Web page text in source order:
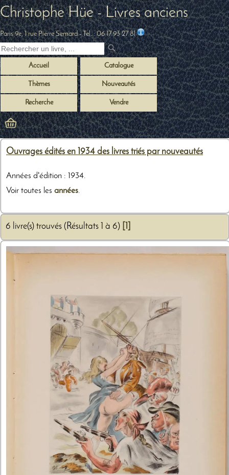
Christophe Hüe - Livres anciens
Paris 9e, 1 rue Pierre Semard- Tel. :06 17 93 27 81
Accueil Catalogue
Thèmes Nouveautés
Recherche Vendre
Ouvrages édités en 1934 des livres triés par nouveautés
Années d'édition : 1934.
Voir toutes les années.
6 livre(s) trouvés (Résultats 1 à 6)